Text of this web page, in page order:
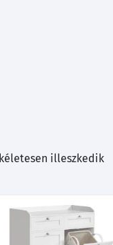
illeszkedik